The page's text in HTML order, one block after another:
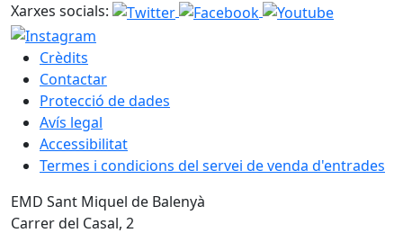
Xarxes socials:
Crèdits
Contactar
Protecció de dades
Avís legal
Accessibilitat
Termes i condicions del servei de venda d'entrades
EMD Sant Miquel de Balenyà
Carrer del Casal, 2